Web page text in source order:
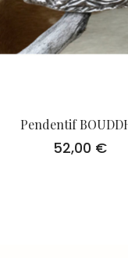
Pendentif
52,00 €